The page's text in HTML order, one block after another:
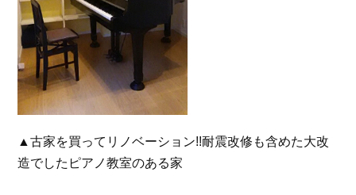
▲古家を買ってリノベーション!!耐震改修も含めた大改
造でしたピアノ教室のある家